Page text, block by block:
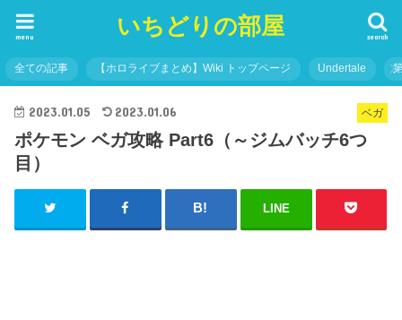
いちどりの部屋 search
menu
全ての記事 【ホロライブまとめ】Wiki トップページ Undertale
ベガ
2023.01.05 2023.01.06
ポケモン ベガ攻略 Part6（～ジムバッチ6つ
目）
LINE